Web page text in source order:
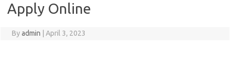
Apply Online
Byadmin April 3, 2023